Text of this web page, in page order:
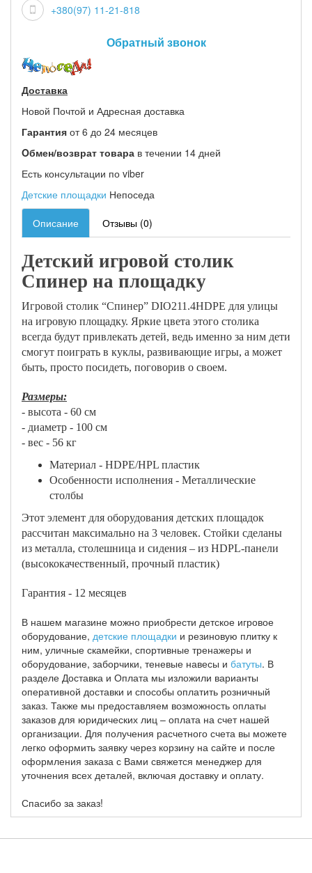
+380(97) 11-21-818
Обратный звонок
Доставка
Новой Почтой и Адресная доставка
Гарантия от 6 до 24 месяцев
Oбмен/возврат товара в течении 14 дней
Есть консультации по viber
Детские площадки Непоседа
Описание Отзывы (0)
Детский игровой столик
Спинер на площадку
Игровой столик “Спинер” DIO211.4HDPE для улицы
на игровую площадку. Яркие цвета этого столика
всегда будут привлекать детей, ведь именно за ним дети
смогут поиграть в куклы, развивающие игры, а может
быть, просто посидеть, поговорив о своем.
Размеры:
- высота - 60 см
- диаметр - 100 см
- вес - 56 кг
Материал - HDPE/HPL пластик
Особенности исполнения - Металлические
столбы
Этот элемент для оборудования детских площадок
рассчитан максимально на 3 человек. Стойки сделаны
из металла, столешница и сидения – из HDPL-панели
(высококачественный, прочный пластик)
Гарантия - 12 месяцев
В нашем магазине можно приобрести детское игровое
оборудование, детские площадки и резиновую плитку к
ним, уличные скамейки, спортивные тренажеры и
оборудование, заборчики, теневые навесы и батуты. В
разделе Доставка и Оплата мы изложили варианты
оперативной доставки и способы оплатить розничный
заказ. Также мы предоставляем возможность оплаты
заказов для юридических лиц – оплата на счет нашей
организации. Для получения расчетного счета вы можете
легко оформить заявку через корзину на сайте и после
оформления заказа с Вами свяжется менеджер для
уточнения всех деталей, включая доставку и оплату.
Спасибо за заказ!